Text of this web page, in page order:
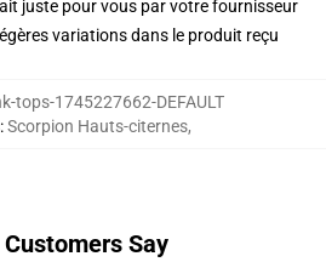
juste pour vous par votre fournisseur
variations dans le produit reçu
tops-1745227662-DEFAULT
:Scorpion Hauts-citernes,
Say